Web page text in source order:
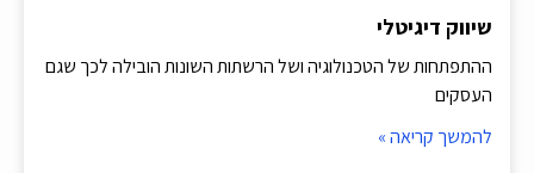
שיווק דיגיטלי
ההתפתחות של הטכנולוגיה ושל הרשתות השונות הובילה לכך שגם
העסקים
להמשך קריאה »